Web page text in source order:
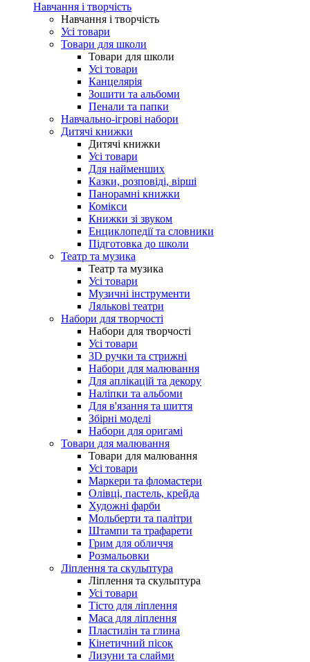
Навчання і творчість
Навчання і творчість
Усі товари
Товари для школи
Товари для школи
Усі товари
Канцелярія
Зошити та альбоми
Пенали та папки
Навчально-ігрові набори
Дитячі книжки
Дитячі книжки
Усі товари
Для найменших
Казки, розповіді, вірші
Панорамні книжки
Комікси
Книжки зі звуком
Енциклопедії та словники
Підготовка до школи
Театр та музика
Театр та музика
Усі товари
Музичні інструменти
Лялькові театри
Набори для творчості
Набори для творчості
Усі товари
3D ручки та стрижні
Набори для малювання
Для аплікацій та декору
Наліпки та альбоми
Для в'язання та шиття
Збірні моделі
Набори для оригамі
Товари для малювання
Товари для малювання
Усі товари
Маркери та фломастери
Олівці, пастель, крейда
Художні фарби
Мольберти та палітри
Штампи та трафарети
Грим для обличчя
Розмальовки
Ліплення та скульптура
Ліплення та скульптура
Усі товари
Тісто для ліплення
Маса для ліплення
Пластилін та глина
Кінетичний пісок
Лизуни та слайми